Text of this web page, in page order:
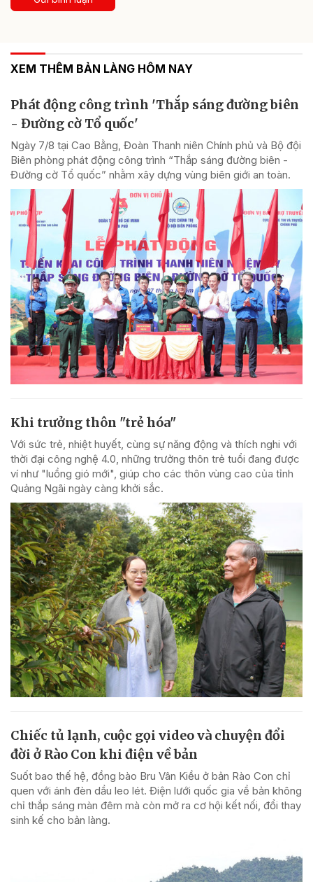
XEM THÊM BẢN LÀNG HÔM NAY
Phát động công trình 'Thắp sáng đường biên
- Đường cờ Tổ quốc'
Ngày 7/8 tại Cao Bằng, Đoàn Thanh niên Chính phủ và Bộ đội
Biên phòng phát động công trình “Thắp sáng đường biên -
Đường cờ Tổ quốc” nhằm xây dựng vùng biên giới an toàn.
Khi trưởng thôn "trẻ hóa"
Với sức trẻ, nhiệt huyết, cùng sự năng động và thích nghi với
thời đại công nghệ 4.0, những trưởng thôn trẻ tuổi đang được
ví như "luồng gió mới", giúp cho các thôn vùng cao của tỉnh
Quảng Ngãi ngày càng khởi sắc.
Chiếc tủ lạnh, cuộc gọi video và chuyện đổi
đời ở Rào Con khi điện về bản
Suốt bao thế hệ, đồng bào Bru Vân Kiều ở bản Rào Con chỉ
quen với ánh đèn dầu leo lét. Điện lưới quốc gia về bản không
chỉ thắp sáng màn đêm mà còn mở ra cơ hội kết nối, đổi thay
sinh kế cho bản làng.